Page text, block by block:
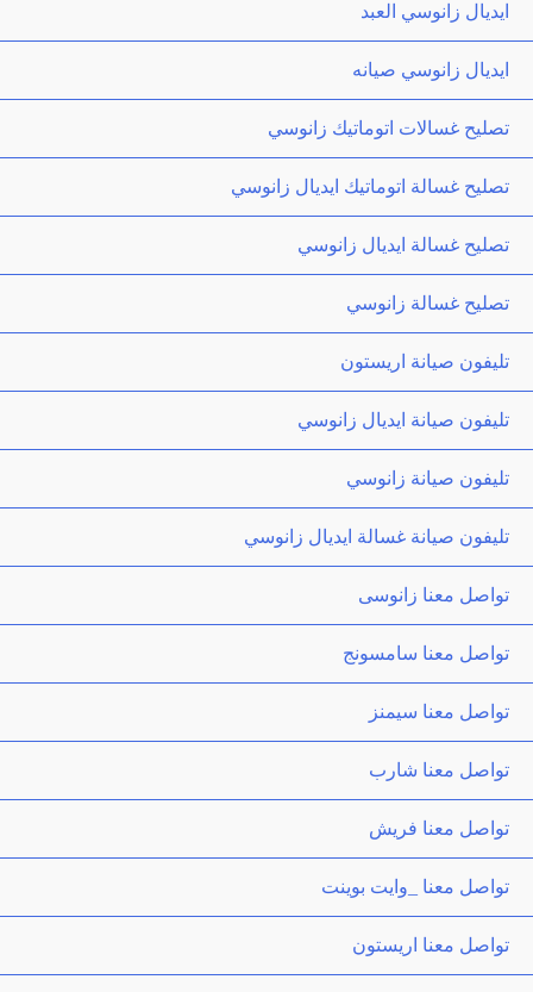
ايديال زانوسي العبد
ايديال زانوسي صيانه
تصليح غسالات اتوماتيك زانوسي
تصليح غسالة اتوماتيك ايديال زانوسي
تصليح غسالة ايديال زانوسي
تصليح غسالة زانوسي
تليفون صيانة اريستون
تليفون صيانة ايديال زانوسي
تليفون صيانة زانوسي
تليفون صيانة غسالة ايديال زانوسي
تواصل معنا زانوسى
تواصل معنا سامسونج
تواصل معنا سيمنز
تواصل معنا شارب
تواصل معنا فريش
تواصل معنا _وايت بوينت
تواصل معنا اريستون